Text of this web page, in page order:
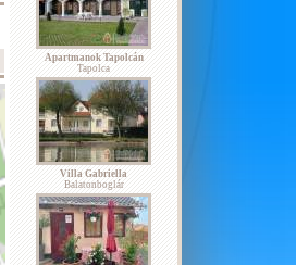
Apartmanok Tapolcán
Tapolca
Villa Gabriella
Balatonboglár